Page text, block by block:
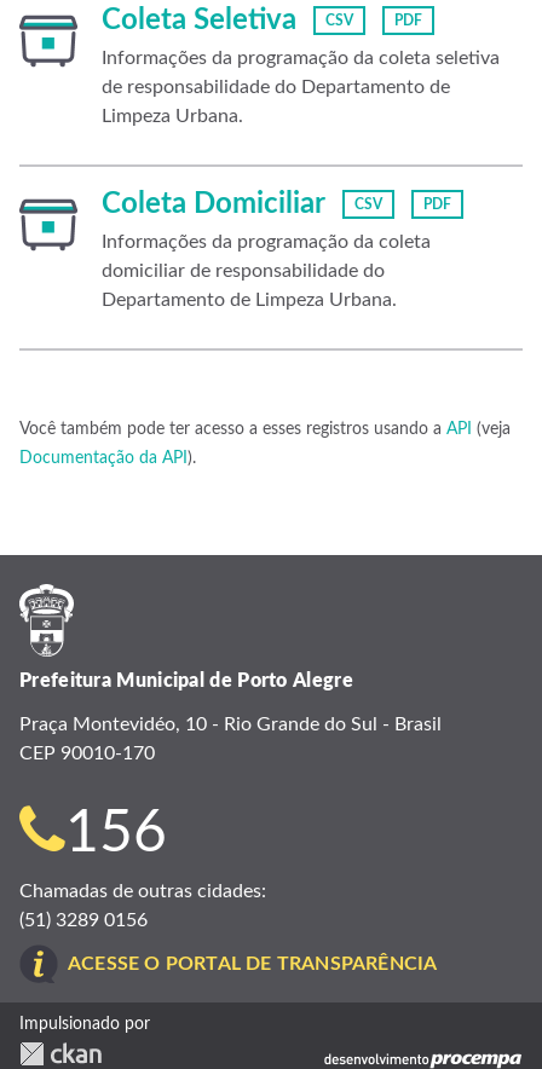
Coleta Seletiva CSV PDF
Informações da programação da coleta seletiva
de responsabilidade do Departamento de
Limpeza Urbana.
Coleta Domiciliar CSV PDF
Informações da programação da coleta
domiciliar de responsabilidade do
Departamento de Limpeza Urbana.
Você também pode ter acesso a esses registros usando a API (veja
Documentação da API ).
Prefeitura Municipal de Porto Alegre
Praça Montevidéo, 10 - Rio Grande do Sul - Brasil
CEP 90010-170
Telefone
para
contato:
156
Chamadas de outras cidades:
(51) 3289 0156
ACESSE O PORTAL DE TRANSPARÊNCIA
Impulsionado por